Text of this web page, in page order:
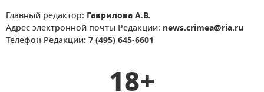
Главный редактор: Гаврилова А.В.
Адрес электронной почты Редакции: news.crimea@ria.ru
Телефон Редакции: 7 (495) 645-6601